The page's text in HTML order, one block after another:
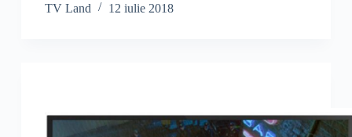
TV Land 12 iulie 2018